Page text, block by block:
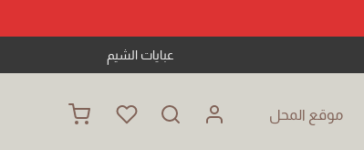
عبايات الشيم
موقع المحل